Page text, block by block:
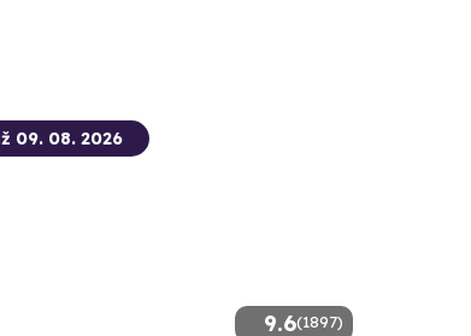
9.6(1897)
09. 08. 2026